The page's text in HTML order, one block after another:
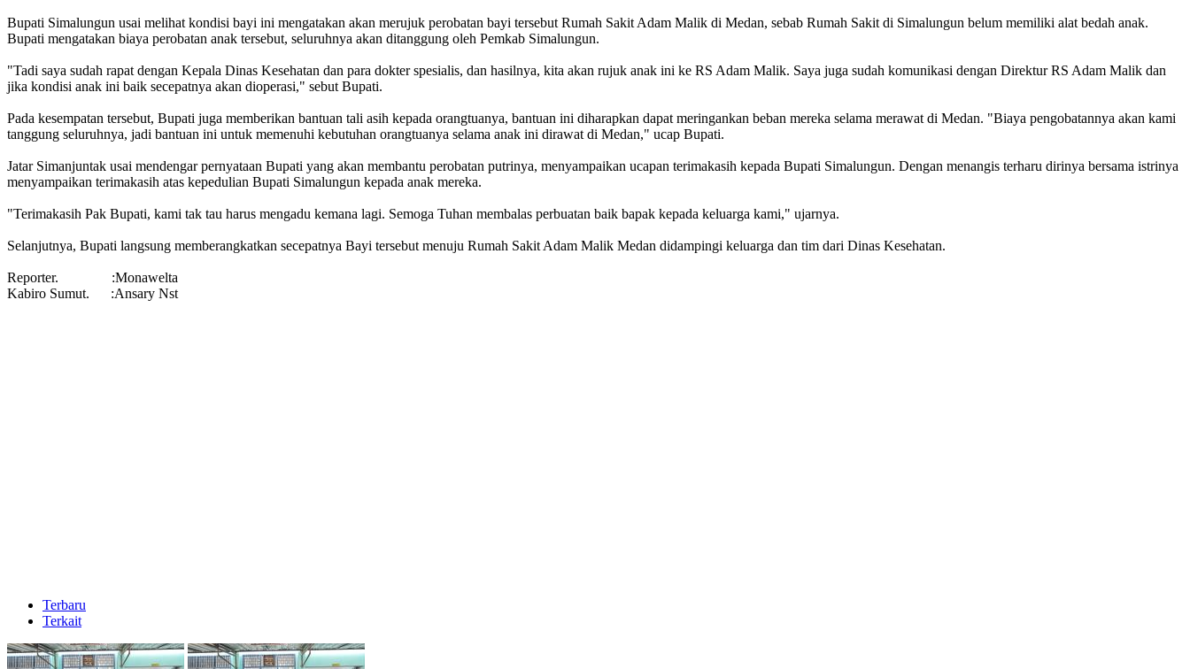
Bupati Simalungun usai melihat kondisi bayi ini mengatakan akan merujuk perobatan bayi tersebut Rumah Sakit Adam Malik di Medan, sebab Rumah Sakit di Simalungun belum memiliki alat bedah anak.
Bupati mengatakan biaya perobatan anak tersebut, seluruhnya akan ditanggung oleh Pemkab Simalungun.
"Tadi saya sudah rapat dengan Kepala Dinas Kesehatan dan para dokter spesialis, dan hasilnya, kita akan rujuk anak ini ke RS Adam Malik. Saya juga sudah komunikasi dengan Direktur RS Adam Malik dan
jika kondisi anak ini baik secepatnya akan dioperasi," sebut Bupati.
Pada kesempatan tersebut, Bupati juga memberikan bantuan tali asih kepada orangtuanya, bantuan ini diharapkan dapat meringankan beban mereka selama merawat di Medan. "Biaya pengobatannya akan kami
tanggung seluruhnya, jadi bantuan ini untuk memenuhi kebutuhan orangtuanya selama anak ini dirawat di Medan," ucap Bupati.
Jatar Simanjuntak usai mendengar pernyataan Bupati yang akan membantu perobatan putrinya, menyampaikan ucapan terimakasih kepada Bupati Simalungun. Dengan menangis terharu dirinya bersama istrinya
menyampaikan terimakasih atas kepedulian Bupati Simalungun kepada anak mereka.
"Terimakasih Pak Bupati, kami tak tau harus mengadu kemana lagi. Semoga Tuhan membalas perbuatan baik bapak kepada keluarga kami," ujarnya.
Selanjutnya, Bupati langsung memberangkatkan secepatnya Bayi tersebut menuju Rumah Sakit Adam Malik Medan didampingi keluarga dan tim dari Dinas Kesehatan.
Reporter. :Monawelta
Kabiro Sumut. :Ansary Nst
Terbaru
Terkait